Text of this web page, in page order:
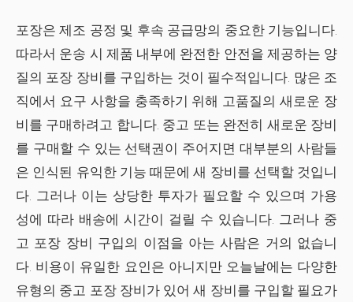
포장은 제조 공정 및 후속 공급망의 중요한 기능입니다.
따라서 운송 시 제품 내부에 완전한 안전을 제공하는 양
질의 포장 장비를 구입하는 것이 필수적입니다. 많은 조
직에서 요구 사항을 충족하기 위해 고품질의 새로운 장
비를 구매하려고 합니다. 중고 또는 완전히 새로운 장비
를 구매할 수 있는 선택권이 주어지면 대부분의 사람들
은 인식된 유익한 기능 때문에 새 장비를 선택할 것입니
다. 그러나 이는 상당한 투자가 필요할 수 있으며 가용
성에 따라 배송에 시간이 걸릴 수 있습니다. 그러나 중
고 포장 장비 구입의 이점을 아는 사람은 거의 없습니
다. 비용이 유일한 요인은 아니지만 오늘날에는 다양한
유형의 중고 포장 장비가 있어 새 장비를 구입할 필요가